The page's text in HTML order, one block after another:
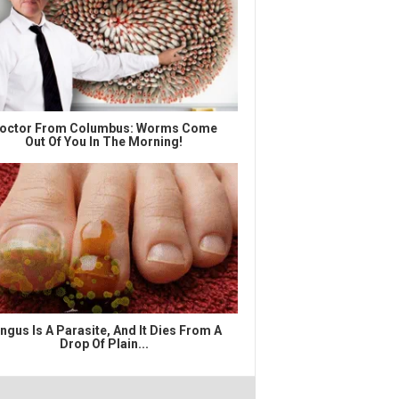
From Columbus: Worms Come
Out Of You In The Morning!
Is A Parasite, And It Dies From A
Drop Of Plain...